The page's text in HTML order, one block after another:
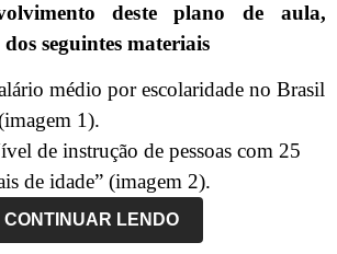
deste plano de aula,
seguintes materiais
médio por escolaridade no Brasil
1).
de instrução de pessoas com 25
de idade” (imagem 2).
CONTINUAR LENDO